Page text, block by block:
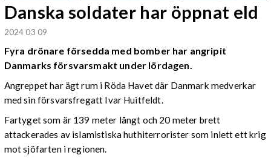
Danska soldater har öppnat eld
2024 03 09
Fyra drönare försedda med bomber har angripit
Danmarks försvarsmakt under lördagen.
Angreppet har ägt rum i Röda Havet där Danmark medverkar
med sin försvarsfregatt Ivar Huitfeldt.
Fartyget som är 139 meter långt och 20 meter brett
attackerades av islamistiska huthiterrorister som inlett ett krig
mot sjöfarten i regionen.